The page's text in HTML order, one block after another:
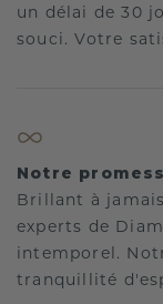
un délai de 30
souci. Votre
Notre
Brillant à
experts de
intemporel.
tranquillité